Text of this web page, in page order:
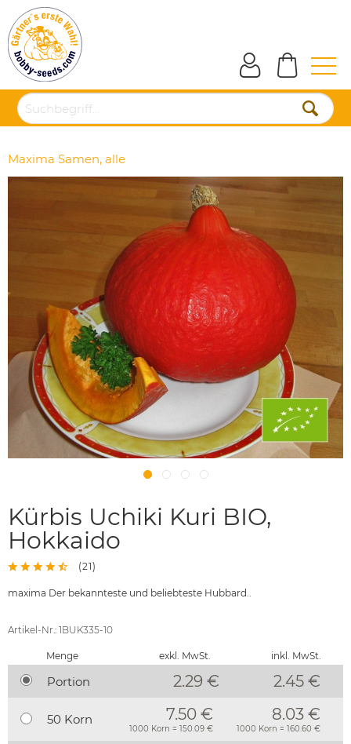
Maxima Samen, alle
Kürbis Uchiki Kuri BIO,
Hokkaido
(21)
maxima Der bekannteste und beliebteste Hubbard..
Artikel-Nr.: 1BUK335-10
Menge exkl. MwSt. inkl. MwSt.
Portion 2.29 € 2.45 €
50 Korn 7.50 €
1000 Korn = 150.09 €
8.03 €
1000 Korn = 160.60 €